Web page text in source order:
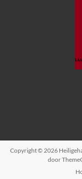
Copyright © 2026
door